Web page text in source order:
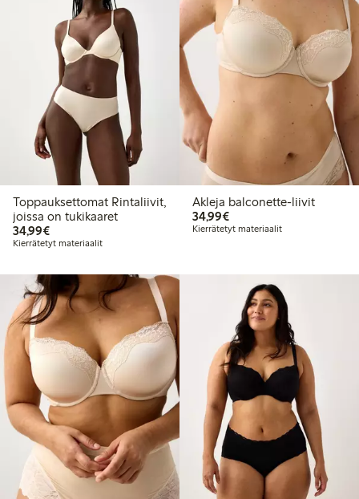
Toppauksettomat Rintaliivit,
joissa on tukikaaret
34,99€34,99 €
Kierrätetyt materiaalit
Akleja balconette-liivit
34,99€34,99 €
Kierrätetyt materiaalit